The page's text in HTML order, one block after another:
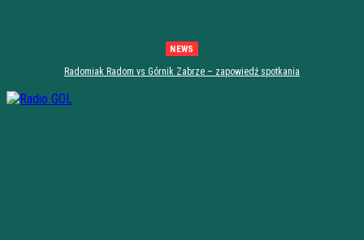
NEWS
Radomiak Radom vs Górnik Zabrze – zapowiedź spotkania